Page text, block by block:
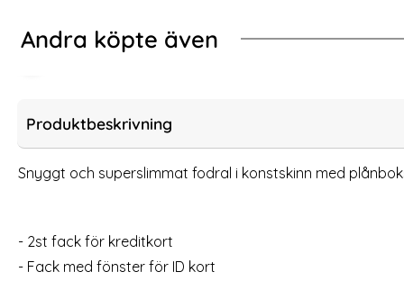
Andra köpte även
Produktbeskrivning
Snyggt och superslimmat fodral i konstskinn med
- 2st fack för kreditkort
- Fack med fönster för ID kort